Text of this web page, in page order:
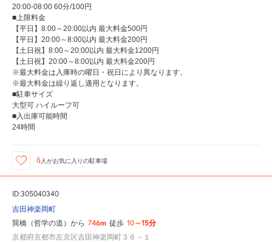
20:00-08:00 60分/100円
■上限料金
【平日】8:00～20:00以内 最大料金500円
【平日】20:00～8:00以内 最大料金200円
【土日祝】8:00～20:00以内 最大料金1200円
【土日祝】20:00～8:00以内 最大料金200円
※最大料金は入庫時の曜日・祝日により異なります。
※最大料金は繰り返し適用となります。
■駐車サイズ
大型可 ハイルーフ可
■入出庫可能時間
24時間
6 人がお気に入りの駐車場
ID:305040340
吉田神楽岡町
巽橋（哲学の道）から 746m 徒歩 10～15分
京都府京都市左京区吉田神楽岡町３６－１